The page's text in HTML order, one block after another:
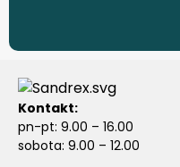
Kontakt:
pn-pt: 9.00 – 16.00
sobota: 9.00 – 12.00